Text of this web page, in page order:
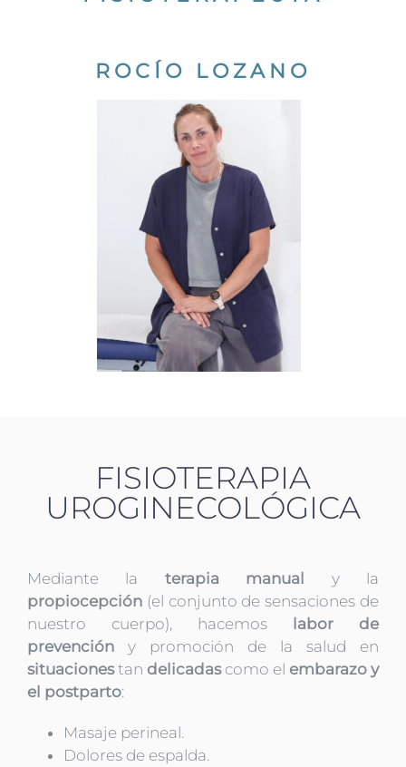
Política de cookiesROCÍO LOZANO
FISIOTERAPIA
UROGINECOLÓGICA
Mediante la terapia manual
y la
propiocepción(el conjunto de sensaciones de
nuestro cuerpo), hacemos
labor de
prevencióny promoción de la salud en
situacionestan delicadas como el embarazo y
el postparto:
Masaje perineal.
Dolores de espalda.